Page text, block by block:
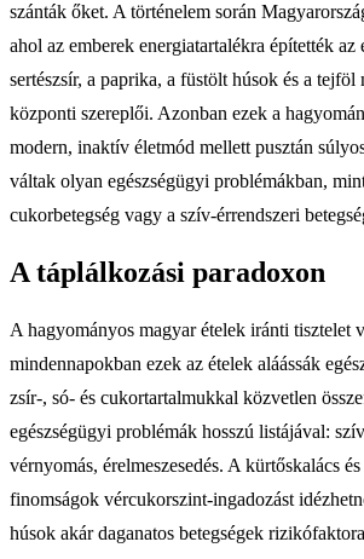
szánták őket. A történelem során
ahol az emberek energiatartalékra építették az
sertészsír, a paprika, a füstölt húsok és a tejföl
központi szereplői. Azonban ezek a
modern, inaktív életmód mellett pusztán
váltak olyan egészségügyi problémákban,
cukorbetegség vagy a szív-érrendszeri
A táplálkozási paradoxon
A hagyományos magyar ételek iránti tisztelet
mindennapokban ezek az ételek aláássák
zsír-, só- és cukortartalmukkal közvetlen
egészségügyi problémák hosszú listájával:
vérnyomás, érelmeszesedés. A kürtőskalács
finomságok vércukorszint-ingadozást
húsok akár daganatos betegségek